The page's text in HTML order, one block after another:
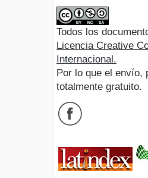
Todos los
Licencia Creative
Internacional.
Por lo que el
totalmente gratuito.